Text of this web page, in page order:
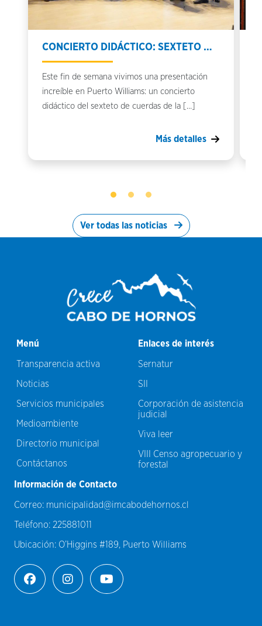
CONCIERTO DIDÁCTICO: SEXTETO …
Este fin de semana vivimos una presentación
increíble en Puerto Williams: un concierto
didáctico del sexteto de cuerdas de la […]
Más detalles
Ver todas las noticias
Menú
Transparencia activa
Noticias
Servicios municipales
Medioambiente
Directorio municipal
Contáctanos
Enlaces de interés
Sernatur
SII
Corporación de asistencia
judicial
Viva leer
VIII Censo agropecuario y
forestal
Información de Contacto
Correo: municipalidad@imcabodehornos.cl
Teléfono: 225881011
Ubicación: O’Higgins #189, Puerto Williams